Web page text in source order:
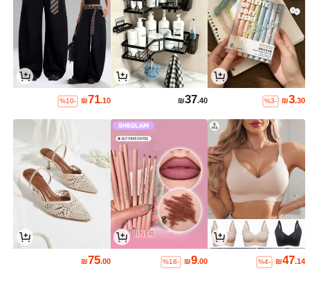
₪3.30
%3-
₪37.40
₪71.10
%10-
₪47.14
%4-
₪9.00
%18-
₪75.00